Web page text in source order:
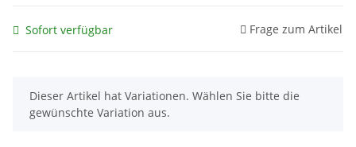
Sofort verfügbar Frage zum Artikel
x
Dieser Artikel hat Variationen. Wählen Sie bitte die
gewünschte Variation aus.